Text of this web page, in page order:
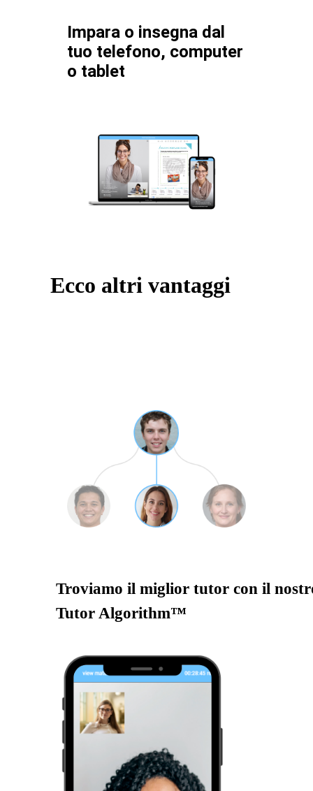
Impara o insegna dal
tuo telefono, computer
o tablet
Ecco altri vantaggi
Troviamo il miglior tutor con il
Tutor Algorithm™